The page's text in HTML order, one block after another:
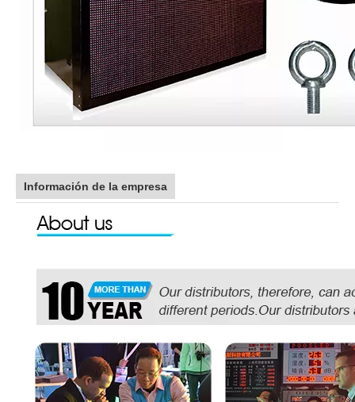
Información de la empresa